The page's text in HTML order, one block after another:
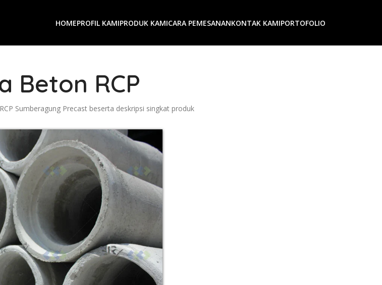
HOMEPROFIL KAMIPRODUK KAMICARA PEMESANANKONTAK KAMIPORTOFOLIO
Beton RCP
Sumberagung Precast beserta deskripsi singkat produk